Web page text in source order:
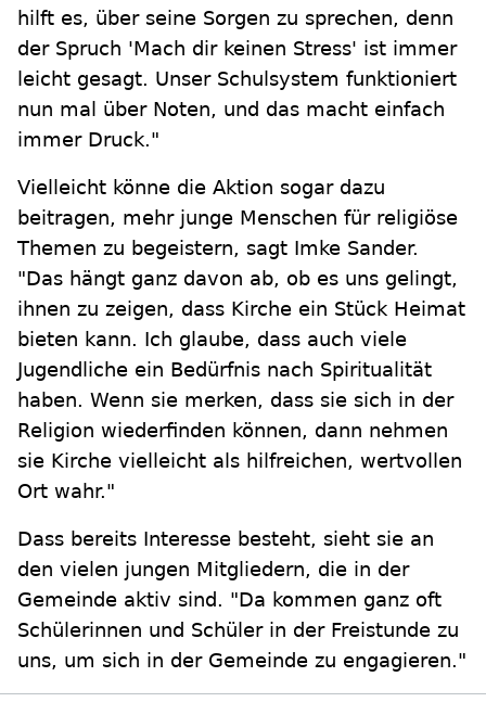
hilft es, über seine Sorgen zu sprechen, denn
der Spruch 'Mach dir keinen Stress' ist immer
leicht gesagt. Unser Schulsystem funktioniert
nun mal über Noten, und das macht einfach
immer Druck."
Vielleicht könne die Aktion sogar dazu
beitragen, mehr junge Menschen für religiöse
Themen zu begeistern, sagt Imke Sander.
"Das hängt ganz davon ab, ob es uns gelingt,
ihnen zu zeigen, dass Kirche ein Stück Heimat
bieten kann. Ich glaube, dass auch viele
Jugendliche ein Bedürfnis nach Spiritualität
haben. Wenn sie merken, dass sie sich in der
Religion wiederfinden können, dann nehmen
sie Kirche vielleicht als hilfreichen, wertvollen
Ort wahr."
Dass bereits Interesse besteht, sieht sie an
den vielen jungen Mitgliedern, die in der
Gemeinde aktiv sind. "Da kommen ganz oft
Schülerinnen und Schüler in der Freistunde zu
uns, um sich in der Gemeinde zu engagieren."